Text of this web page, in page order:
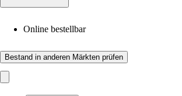
Online bestellbar
Bestand in anderen Märkten prüfen